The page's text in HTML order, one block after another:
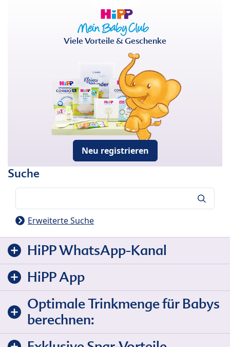
Viele Vorteile & Geschenke
Neu registrieren
Suche
Erweiterte Suche
HiPP WhatsApp-Kanal
HiPP App
Optimale Trinkmenge für Babys
berechnen: